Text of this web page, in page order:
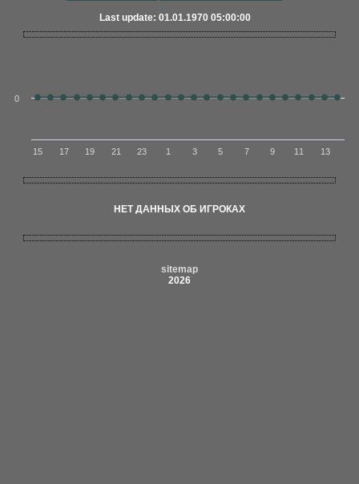
Last update: 01.01.1970 05:00:00
15 17 19 21 23 1 3 5 7 9 11 13
0
НЕТ ДАННЫХ ОБ ИГРОКАХ
sitemap
2026